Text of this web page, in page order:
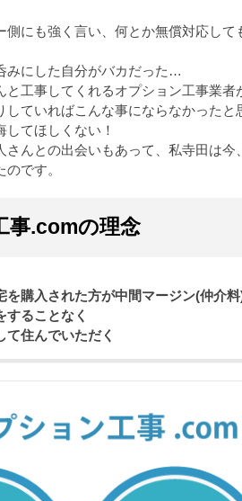
側にも強く言い、何とか無償対応し
みにした自分がバカだった…
と工事してくれるオプション工事業
していればこんな事にならなかった
てほしくない！
さんとの出会いもあって、私寺田は
です。
事.comの理念
を購入された方が中間マージン(仲介
することなく
て住んでいただく